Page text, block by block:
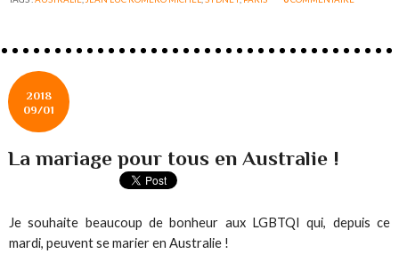
2018
09/01
La mariage pour tous en Australie !
Je souhaite beaucoup de bonheur aux LGBTQI qui, depuis ce
mardi, peuvent se marier en Australie !